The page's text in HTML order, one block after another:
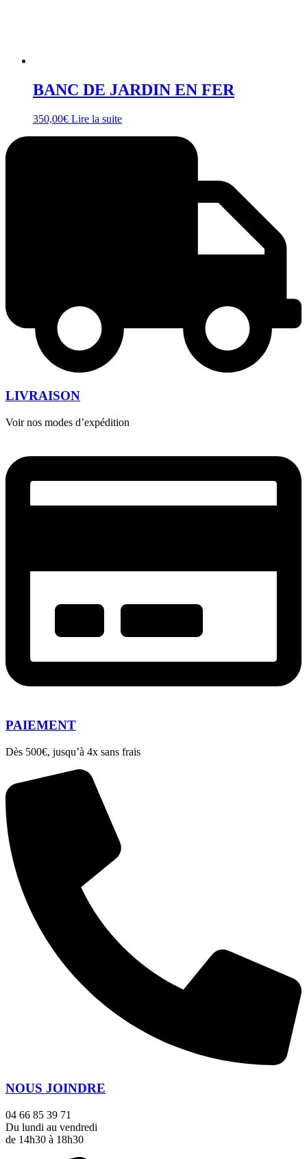
BANC DE JARDIN EN FER
350,00€ Lire la suite
LIVRAISON
Voir nos modes d’expédition
PAIEMENT
Dès 500€, jusqu’à 4x sans frais
NOUS JOINDRE
04 66 85 39 71
Du lundi au vendredi
de 14h30 à 18h30